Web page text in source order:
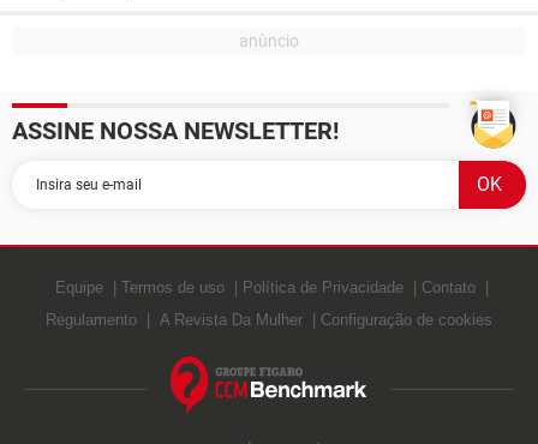
ASSINE NOSSA NEWSLETTER!
Equipe Termos de uso Política de Privacidade
Contato
Regulamento
A Revista Da Mulher Configuração de cookies